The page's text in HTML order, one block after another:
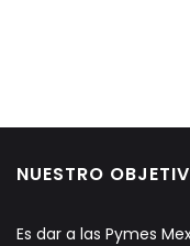
NUESTRO
Es dar a las Pymes